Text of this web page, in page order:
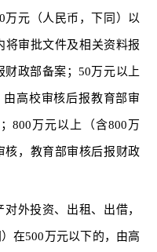
万元（人民币，下同）以
将审批文件及相关资料报
政部备案；50万元以上
由高校审核后报教育部审
800万元以上（含800万
核，教育部审核后报财政
外投资、出租、出借，
在500万元以下的，由高